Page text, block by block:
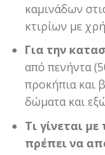
καμινάδων
κτιρίων με
Για την
από πενήντα
προκήπια και
δώματα και
Τι γίνεται
πρέπει να